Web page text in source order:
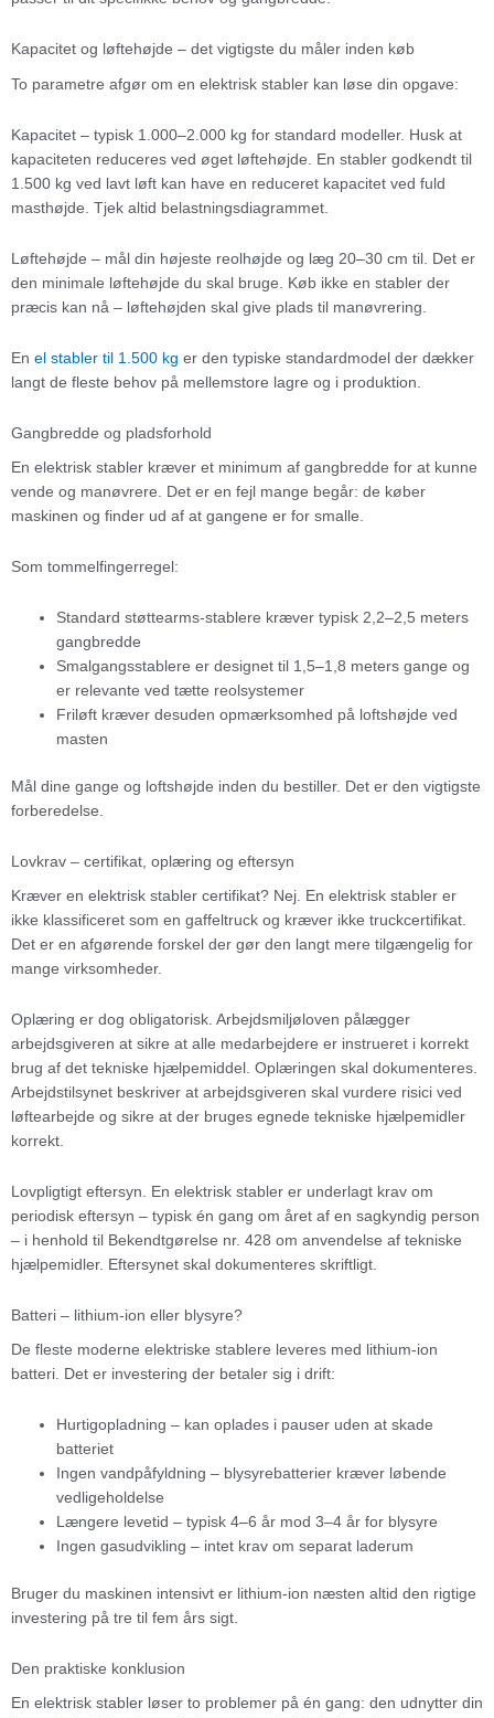
Kapacitet og løftehøjde – det vigtigste du måler inden køb
To parametre afgør om en elektrisk stabler kan løse din opgave:
Kapacitet – typisk 1.000–2.000 kg for standard modeller. Husk at
kapaciteten reduceres ved øget løftehøjde. En stabler godkendt til
1.500 kg ved lavt løft kan have en reduceret kapacitet ved fuld
masthøjde. Tjek altid belastningsdiagrammet.
Løftehøjde – mål din højeste reolhøjde og læg 20–30 cm til. Det er
den minimale løftehøjde du skal bruge. Køb ikke en stabler der
præcis kan nå – løftehøjden skal give plads til manøvrering.
En el stabler til 1.500 kg er den typiske standardmodel der dækker
langt de fleste behov på mellemstore lagre og i produktion.
Gangbredde og pladsforhold
En elektrisk stabler kræver et minimum af gangbredde for at kunne
vende og manøvrere. Det er en fejl mange begår: de køber
maskinen og finder ud af at gangene er for smalle.
Som tommelfingerregel:
Standard støttearms-stablere kræver typisk 2,2–2,5 meters
gangbredde
Smalgangsstablere er designet til 1,5–1,8 meters gange og
er relevante ved tætte reolsystemer
Friløft kræver desuden opmærksomhed på loftshøjde ved
masten
Mål dine gange og loftshøjde inden du bestiller. Det er den vigtigste
forberedelse.
Lovkrav – certifikat, oplæring og eftersyn
Kræver en elektrisk stabler certifikat? Nej. En elektrisk stabler er
ikke klassificeret som en gaffeltruck og kræver ikke truckcertifikat.
Det er en afgørende forskel der gør den langt mere tilgængelig for
mange virksomheder.
Oplæring er dog obligatorisk. Arbejdsmiljøloven pålægger
arbejdsgiveren at sikre at alle medarbejdere er instrueret i korrekt
brug af det tekniske hjælpemiddel. Oplæringen skal dokumenteres.
Arbejdstilsynet beskriver at arbejdsgiveren skal vurdere risici ved
løftearbejde og sikre at der bruges egnede tekniske hjælpemidler
korrekt.
Lovpligtigt eftersyn. En elektrisk stabler er underlagt krav om
periodisk eftersyn – typisk én gang om året af en sagkyndig person
– i henhold til Bekendtgørelse nr. 428 om anvendelse af tekniske
hjælpemidler. Eftersynet skal dokumenteres skriftligt.
Batteri – lithium-ion eller blysyre?
De fleste moderne elektriske stablere leveres med lithium-ion
batteri. Det er investering der betaler sig i drift:
Hurtigopladning – kan oplades i pauser uden at skade
batteriet
Ingen vandpåfyldning – blysyrebatterier kræver løbende
vedligeholdelse
Længere levetid – typisk 4–6 år mod 3–4 år for blysyre
Ingen gasudvikling – intet krav om separat laderum
Bruger du maskinen intensivt er lithium-ion næsten altid den rigtige
investering på tre til fem års sigt.
Den praktiske konklusion
En elektrisk stabler løser to problemer på én gang: den udnytter din